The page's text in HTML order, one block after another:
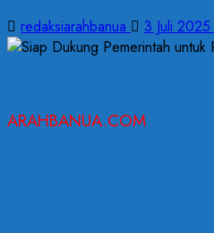
redaksiarahbanua 3 Juli 2025
ARAHBANUA.COM